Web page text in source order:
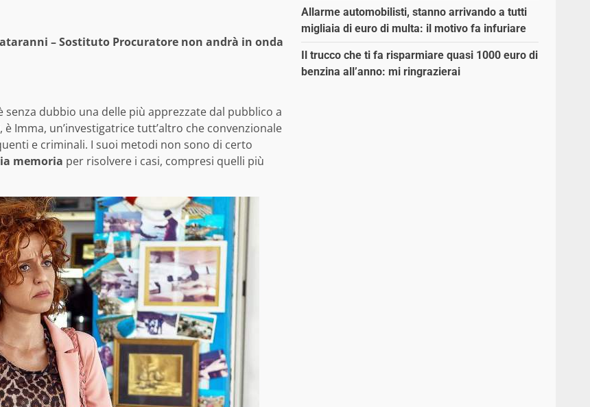
– Sostituto Procuratore non andrà in onda
senza dubbio una delle più apprezzate dal pubblico a
Imma, un’investigatrice tutt’altro che convenzionale
e criminali. I suoi metodi non sono di certo
memoria per risolvere i casi, compresi quelli più
Allarme automobilisti, stanno arrivando a tutti
migliaia di euro di multa: il motivo fa infuriare
Il trucco che ti fa risparmiare quasi 1000 euro di
benzina all’anno: mi ringrazierai